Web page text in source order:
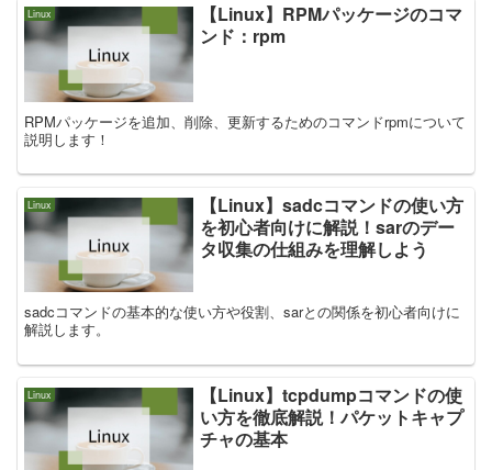
Linux
【Linux】RPMパッケージのコマ
ンド：rpm
RPMパッケージを追加、削除、更新するためのコマンドrpmについて
説明します！
Linux
【Linux】sadcコマンドの使い方
を初心者向けに解説！sarのデー
タ収集の仕組みを理解しよう
sadcコマンドの基本的な使い方や役割、sarとの関係を初心者向けに
解説します。
Linux
【Linux】tcpdumpコマンドの使
い方を徹底解説！パケットキャプ
チャの基本